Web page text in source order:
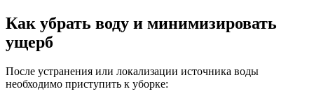
Как убрать воду и минимизировать
ущерб
После устранения или локализации источника воды
необходимо приступить к уборке: